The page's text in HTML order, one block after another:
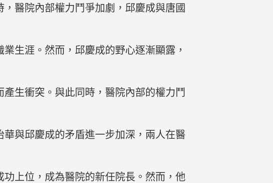
醫院內部權力鬥爭加劇，邱慶成與唐國
生涯。然而，邱慶成的野心逐漸顯露，
生衝突。與此同時，醫院內部的權力鬥
與邱慶成的矛盾進一步加深，兩人在醫
上位，成為醫院的新任院長。然而，他